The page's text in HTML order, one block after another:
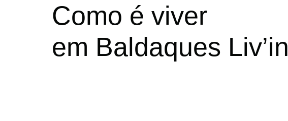
Como é viver
em Baldaques Liv’in